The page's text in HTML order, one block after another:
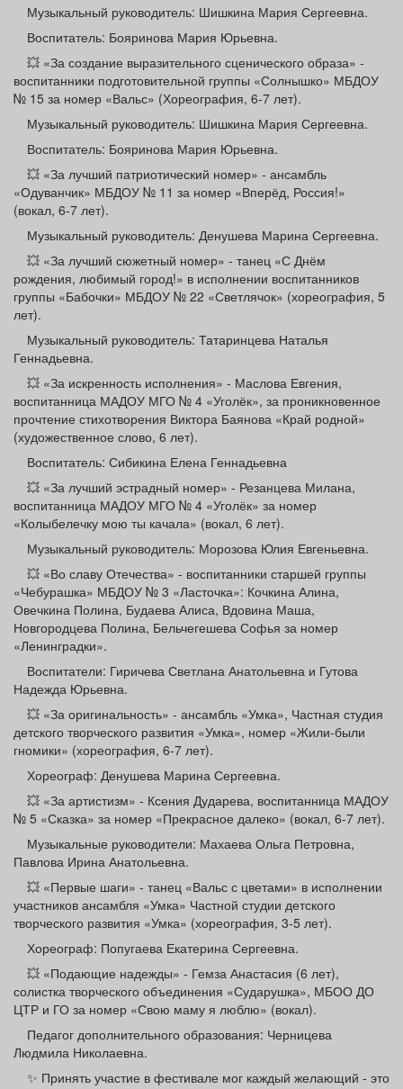
Музыкальный руководитель: Шишкина Мария Сергеевна.
Воспитатель: Бояринова Мария Юрьевна.
💥 «За создание выразительного сценического образа» -
воспитанники подготовительной группы «Солнышко» МБДОУ
№ 15 за номер «Вальс» (Хореография, 6-7 лет).
Музыкальный руководитель: Шишкина Мария Сергеевна.
Воспитатель: Бояринова Мария Юрьевна.
💥 «За лучший патриотический номер» - ансамбль
«Одуванчик» МБДОУ № 11 за номер «Вперёд, Россия!»
(вокал, 6-7 лет).
Музыкальный руководитель: Денушева Марина Сергеевна.
💥 «За лучший сюжетный номер» - танец «С Днём
рождения, любимый город!» в исполнении воспитанников
группы «Бабочки» МБДОУ № 22 «Светлячок» (хореография, 5
лет).
Музыкальный руководитель: Татаринцева Наталья
Геннадьевна.
💥 «За искренность исполнения» - Маслова Евгения,
воспитанница МАДОУ МГО № 4 «Уголёк», за проникновенное
прочтение стихотворения Виктора Баянова «Край родной»
(художественное слово, 6 лет).
Воспитатель: Сибикина Елена Геннадьевна
💥 «За лучший эстрадный номер» - Резанцева Милана,
воспитанница МАДОУ МГО № 4 «Уголёк» за номер
«Колыбелечку мою ты качала» (вокал, 6 лет).
Музыкальный руководитель: Морозова Юлия Евгеньевна.
💥 «Во славу Отечества» - воспитанники старшей группы
«Чебурашка» МБДОУ № 3 «Ласточка»: Кочкина Алина,
Овечкина Полина, Будаева Алиса, Вдовина Маша,
Новгородцева Полина, Бельчегешева Софья за номер
«Ленинградки».
Воспитатели: Гиричева Светлана Анатольевна и Гутова
Надежда Юрьевна.
💥 «За оригинальность» - ансамбль «Умка», Частная студия
детского творческого развития «Умка», номер «Жили‑были
гномики» (хореография, 6-7 лет).
Хореограф: Денушева Марина Сергеевна.
💥 «За артистизм» - Ксения Дударева, воспитанница МАДОУ
№ 5 «Сказка» за номер «Прекрасное далеко» (вокал, 6-7 лет).
Музыкальные руководители: Махаева Ольга Петровна,
Павлова Ирина Анатольевна.
💥 «Первые шаги» - танец «Вальс с цветами» в исполнении
участников ансамбля «Умка» Частной студии детского
творческого развития «Умка» (хореография, 3-5 лет).
Хореограф: Попугаева Екатерина Сергеевна.
💥 «Подающие надежды» - Гемза Анастасия (6 лет),
солистка творческого объединения «Сударушка», МБОО ДО
ЦТР и ГО за номер «Свою маму я люблю» (вокал).
Педагог дополнительного образования: Черницева
Людмила Николаевна.
✨ Принять участие в фестивале мог каждый желающий - это